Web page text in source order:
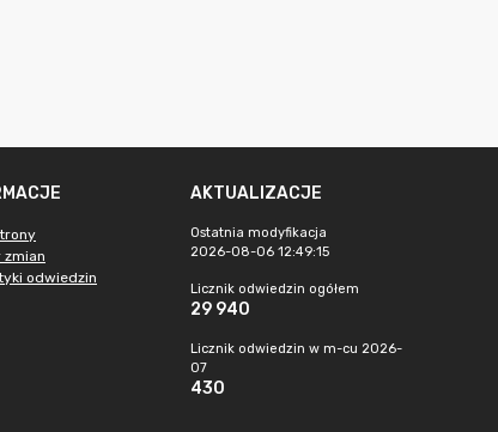
zmian
odwiedzin
AKTUALIZACJE
Ostatnia modyfikacja
2026-08-06 12:49:15
Licznik odwiedzin ogółem
29 940
Licznik odwiedzin w m-cu 2026-
07
430